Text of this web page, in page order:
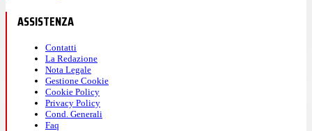
ASSISTENZA
Contatti
La Redazione
Nota Legale
Gestione Cookie
Cookie Policy
Privacy Policy
Cond. Generali
Faq